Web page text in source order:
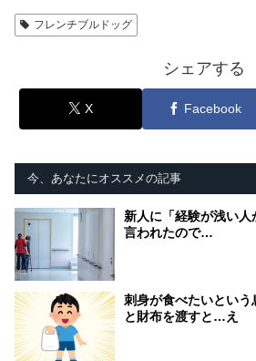
フレンチブルドッグ
シェアする
X Facebook
今、あなたにオススメの記事
新人に「経験が浅い
言われたので…
刺身が食べたいという
と財布を渡すと…え